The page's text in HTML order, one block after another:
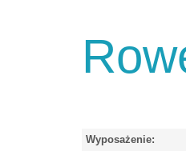
Wyposażenie: